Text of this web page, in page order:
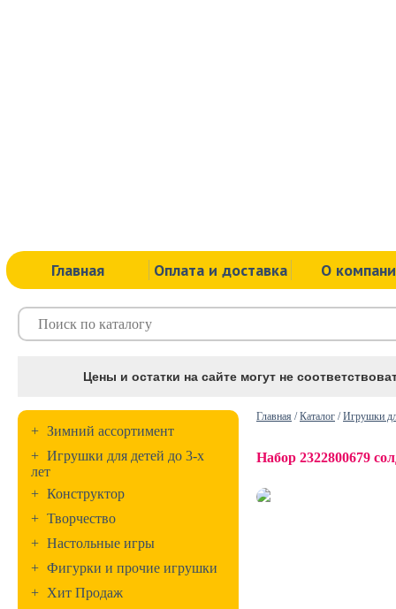
Главная Оплата и доставка О
Цены и остатки на сайте могут не
+ Зимний ассортимент
+ Игрушки для детей до 3-х
лет
+ Конструктор
+ Творчество
+ Настольные игры
+ Фигурки и прочие игрушки
+ Хит Продаж
Главная /Каталог /Игрушки
Набор 2322800679